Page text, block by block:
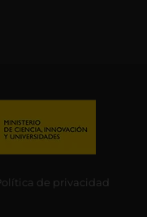
de privacidad